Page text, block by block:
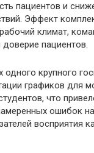
пациентов и
Эффект
климат,
пациентов.
одного крупного
графиков для
что
ошибок
восприятия